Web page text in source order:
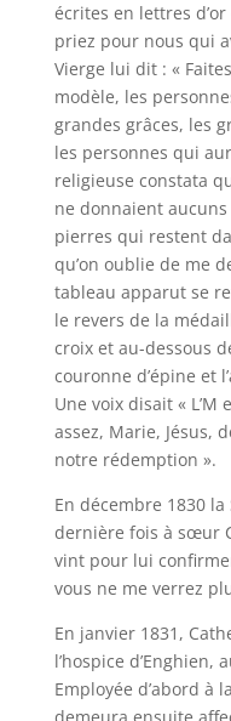
écrites en lettres d’or
priez pour nous qui
Vierge lui dit : «
modèle, les
grandes grâces, les
les personnes qui
religieuse constata
ne donnaient
pierres qui restent
qu’on oublie de me
tableau apparut se
le revers de la
croix et au-dessous
couronne d’épine et
Une voix disait «
assez, Marie, Jésus,
notre rédemption ».
En décembre 1830
dernière fois à sœur
vint pour lui
vous ne me verrez
En janvier 1831,
l’hospice d’Enghien,
Employée d’abord à